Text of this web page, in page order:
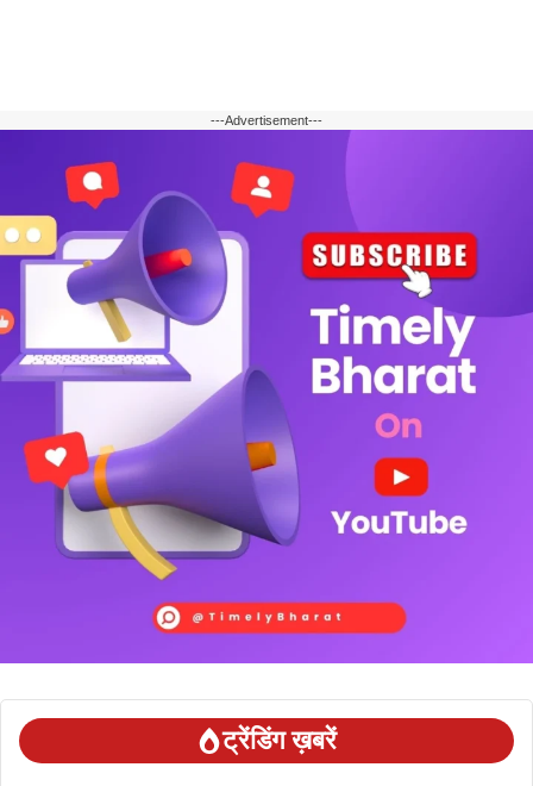
---Advertisement---
ट्रेंडिंग ख़बरें